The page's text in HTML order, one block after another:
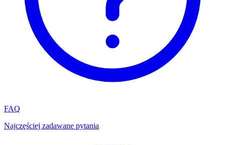
FAQ
Najczęściej zadawane pytania